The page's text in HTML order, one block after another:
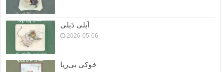
اَپلی دَپلی
2026-05-06
خوکی بی‌ریا